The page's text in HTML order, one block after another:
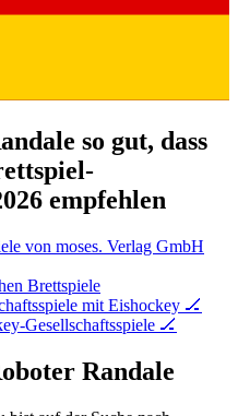
so gut, dass
empfehlen
von moses. Verlag GmbH
Brettspiele
mit Eishockey 🏒
Gesellschaftsspiele 🏒
Randale